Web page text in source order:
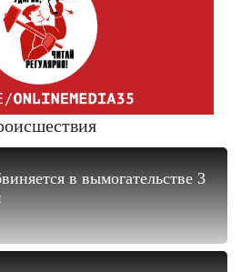
в вымогательстве 3